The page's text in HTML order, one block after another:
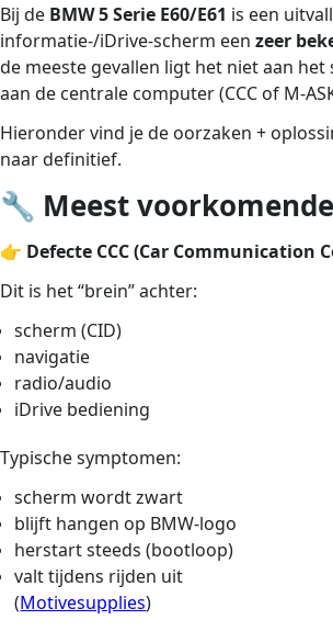
Bij de BMW 5 Serie E60/E61 is een
informatie-/iDrive-scherm een zeer
de meeste gevallen ligt het niet aan het
aan de centrale computer (CCC of M-
Hieronder vind je de oorzaken +
naar definitief.
🔧 Meest
👉 Defecte CCC (Car Communication
Dit is het “brein” achter:
scherm (CID)
navigatie
radio/audio
iDrive bediening
Typische symptomen:
scherm wordt zwart
blijft hangen op BMW-logo
herstart steeds (bootloop)
valt tijdens rijden uit
(Motivesupplies)